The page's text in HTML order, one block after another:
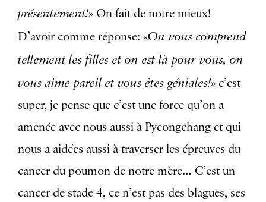
présentement!» On fait de notre mieux!
D’avoir comme réponse: «On vous comprend
tellement les filles et on est là pour vous, on
vous aime pareil et vous êtes géniales!» c’est
super, je pense que c’est une force qu’on a
amenée avec nous aussi à Pyeongchang et qui
nous a aidées aussi à traverser les épreuves du
cancer du poumon de notre mère… C’est un
cancer de stade 4, ce n’est pas des blagues, ses